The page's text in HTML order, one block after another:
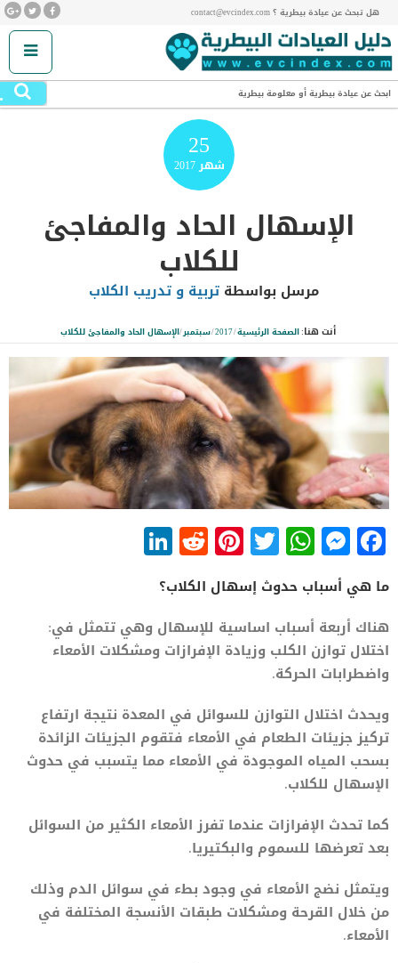
هل تبحث عن عيادة بيطرية ؟ contact@evcindex.com
ابحث عن عيادة بيطرية أو معلومة بيطرية
25
شهر2017
الإسهال الحاد والمفاجئ
للكلاب
مرسل بواسطةتربية و تدريب الكلاب
أنت هنا:الصفحة الرئيسية/
2017
/سبتمبر/الإسهال الحاد والمفاجئ للكلاب
Facebook
Messenger
WhatsApp
Twitter
Pinterest
Reddit
ما هي أسباب حدوث إسهال الكلاب؟
هناك أربعة أسباب اساسية للإسهال وهي تتمثل في:
اختلال توازن الكلب وزيادة الإفرازات ومشكلات الأمعاء
واضطرابات الحركة.
ويحدث اختلال التوازن للسوائل في المعدة نتيجة ارتفاع
تركيز جزيئات الطعام في الأمعاء فتقوم الجزيئات الزائدة
بسحب المياه الموجودة في الأمعاء مما يتسبب في حدوث
الإسهال للكلاب.
كما تحدث الإفرازات عندما تفرز الأمعاء الكثير من السوائل
بعد تعرضها للسموم والبكتيريا.
ويتمثل نضج الأمعاء في وجود بطء في سوائل الدم وذلك
من خلال القرحة ومشكلات طبقات الأنسجة المختلفة في
الأمعاء.